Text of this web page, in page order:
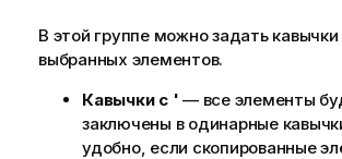
В этой группе можно задать
выбранных элементов.
Кавычки с ' — все элементы
заключены в одинарные
удобно, если скопированные